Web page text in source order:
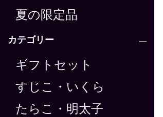
夏の限定品
カテゴリー
ギフトセット
すじこ・いくら
たらこ・明太子